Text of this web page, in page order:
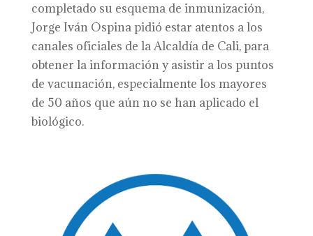
completado su esquema de inmunización,
Jorge Iván Ospina pidió estar atentos a los
canales oficiales de la Alcaldía de Cali, para
obtener la información y asistir a los puntos
de vacunación, especialmente los mayores
de 50 años que aún no se han aplicado el
biológico.